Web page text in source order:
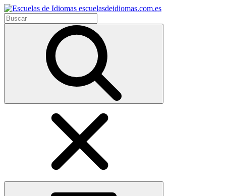
escuelasdeidiomas.com.es